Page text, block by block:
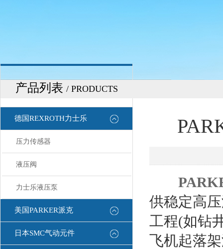
产品列表 / PRODUCTS
德国REXROTH力士乐
压力传感器
液压阀
力士乐液压泵
美国PARKER派克
日本SMC气动元件
供稳定高
工程(如钻
飞机起落